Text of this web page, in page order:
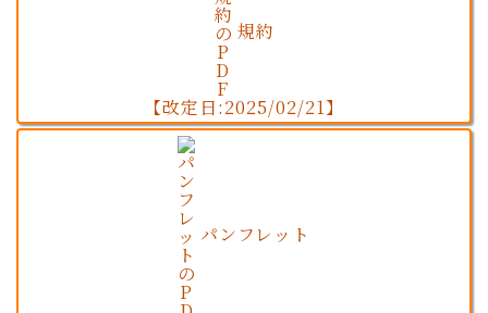
規約
【改定日:2025/02/21】
パンフレット